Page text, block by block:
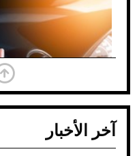
آخر الأخبار